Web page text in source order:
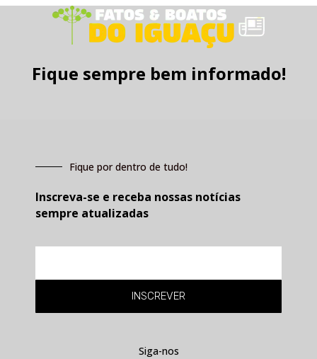
Fique sempre bem informado!
Fique por dentro de tudo!
Inscreva-se e receba nossas notícias
sempre atualizadas
INSCREVER
Siga-nos